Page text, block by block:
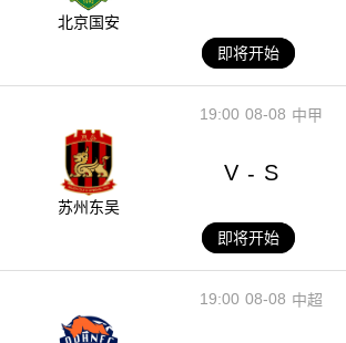
北京国安
即将开始
08-08
19:00 中甲
苏州东吴
V - S
即将开始
08-08
19:00 中超